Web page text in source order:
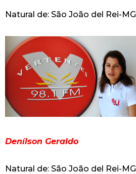
Natural de: São João del Rei-MG
Denílson Geraldo
Natural de: São João del Rei-MG